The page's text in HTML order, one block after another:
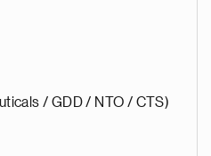
/ GDD / NTO / CTS)